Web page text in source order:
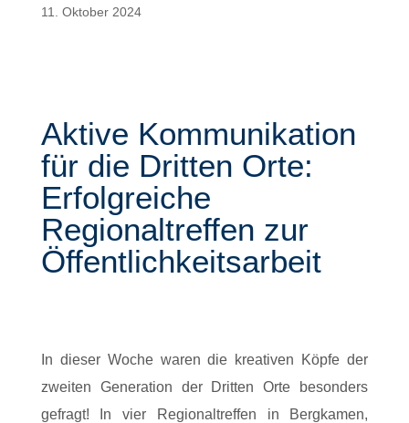
11. Oktober 2024
Aktive Kommunikation
für die Dritten Orte:
Erfolgreiche
Regionaltreffen zur
Öffentlichkeitsarbeit
In dieser Woche waren die kreativen Köpfe der
zweiten Generation der Dritten Orte besonders
gefragt! In vier Regionaltreffen in Bergkamen,